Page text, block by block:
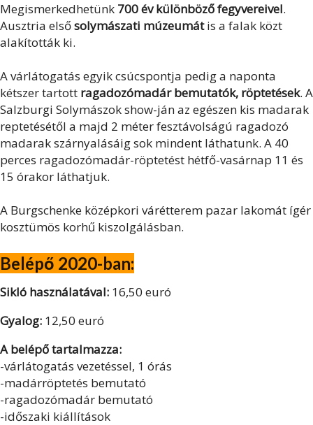
Megismerkedhetünk 700 év különböző fegyvereivel.
Ausztria elsősolymászati múzeumátis a falak közt
alakították ki.
A várlátogatás egyik csúcspontja pedig a naponta
kétszer tartott ragadozómadár bemutatók, röptetések. A
Salzburgi Solymászok show-ján az egészen kis madarak
reptetésétől a majd 2 méter fesztávolságú ragadozó
madarak szárnyalásáig sok mindent láthatunk. A 40
perces ragadozómadár-röptetést hétfő-vasárnap 11 és
15 órakor láthatjuk.
A Burgschenke középkori várétterem pazar lakomát ígér
kosztümös korhű kiszolgálásban.
Belépő 2020-ban:
Sikló használatával: 16,50 euró
Gyalog: 12,50 euró
A belépő tartalmazza:
-várlátogatás vezetéssel, 1 órás
-madárröptetés bemutató
-ragadozómadár bemutató
-időszaki kiállítások